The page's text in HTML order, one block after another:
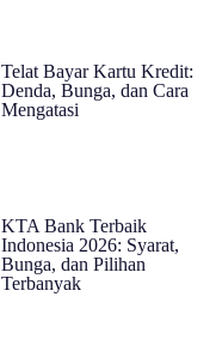
Telat Bayar Kartu Kredit:
Denda, Bunga, dan Cara
Mengatasi
KTA Bank Terbaik
Indonesia 2026: Syarat,
Bunga, dan Pilihan
Terbanyak